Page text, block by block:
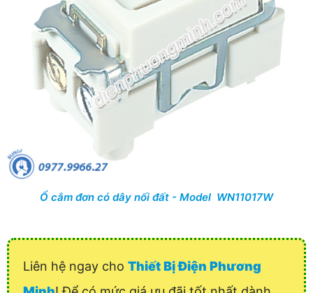
Ổ cắm đơn có dây nối đất - Model WN11017W
Liên hệ ngay cho Thiết Bị Điện Phương